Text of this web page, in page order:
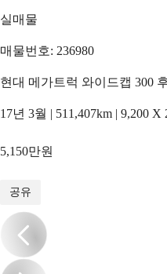
실매물
매물번호: 236980
현대 메가트럭 와이드캡 300
17년 3월 | 511,407km | 9,200 X
5,150만원
공유
/5